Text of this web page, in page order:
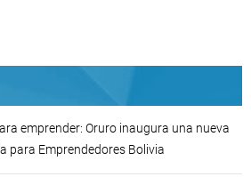
emprender: Oruro inaugura una nueva
para Emprendedores Bolivia